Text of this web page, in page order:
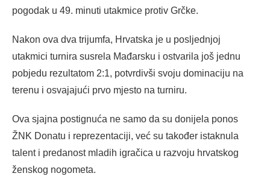
pogodak u 49. minuti utakmice protiv Grčke.
Nakon ova dva trijumfa, Hrvatska je u posljednjoj
utakmici turnira susrela Mađarsku i ostvarila još jednu
pobjedu rezultatom 2:1, potvrdivši svoju dominaciju na
terenu i osvajajući prvo mjesto na turniru.
Ova sjajna postignuća ne samo da su donijela ponos
ŽNK Donatu i reprezentaciji, već su također istaknula
talent i predanost mladih igračica u razvoju hrvatskog
ženskog nogometa.